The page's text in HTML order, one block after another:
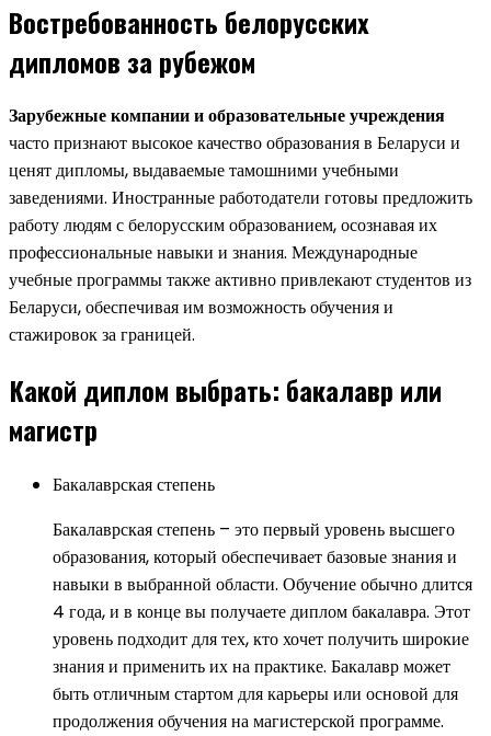
Востребованность белорусских
дипломов за рубежом
Зарубежные компании и образовательные учреждения
часто признают высокое качество образования в Беларуси и
ценят дипломы, выдаваемые тамошними учебными
заведениями. Иностранные работодатели готовы предложить
работу людям с белорусским образованием, осознавая их
профессиональные навыки и знания. Международные
учебные программы также активно привлекают студентов из
Беларуси, обеспечивая им возможность обучения и
стажировок за границей.
Какой диплом выбрать: бакалавр или
магистр
Бакалаврская степень
Бакалаврская степень – это первый уровень высшего
образования, который обеспечивает базовые знания и
навыки в выбранной области. Обучение обычно длится
4 года, и в конце вы получаете диплом бакалавра. Этот
уровень подходит для тех, кто хочет получить широкие
знания и применить их на практике. Бакалавр может
быть отличным стартом для карьеры или основой для
продолжения обучения на магистерской программе.